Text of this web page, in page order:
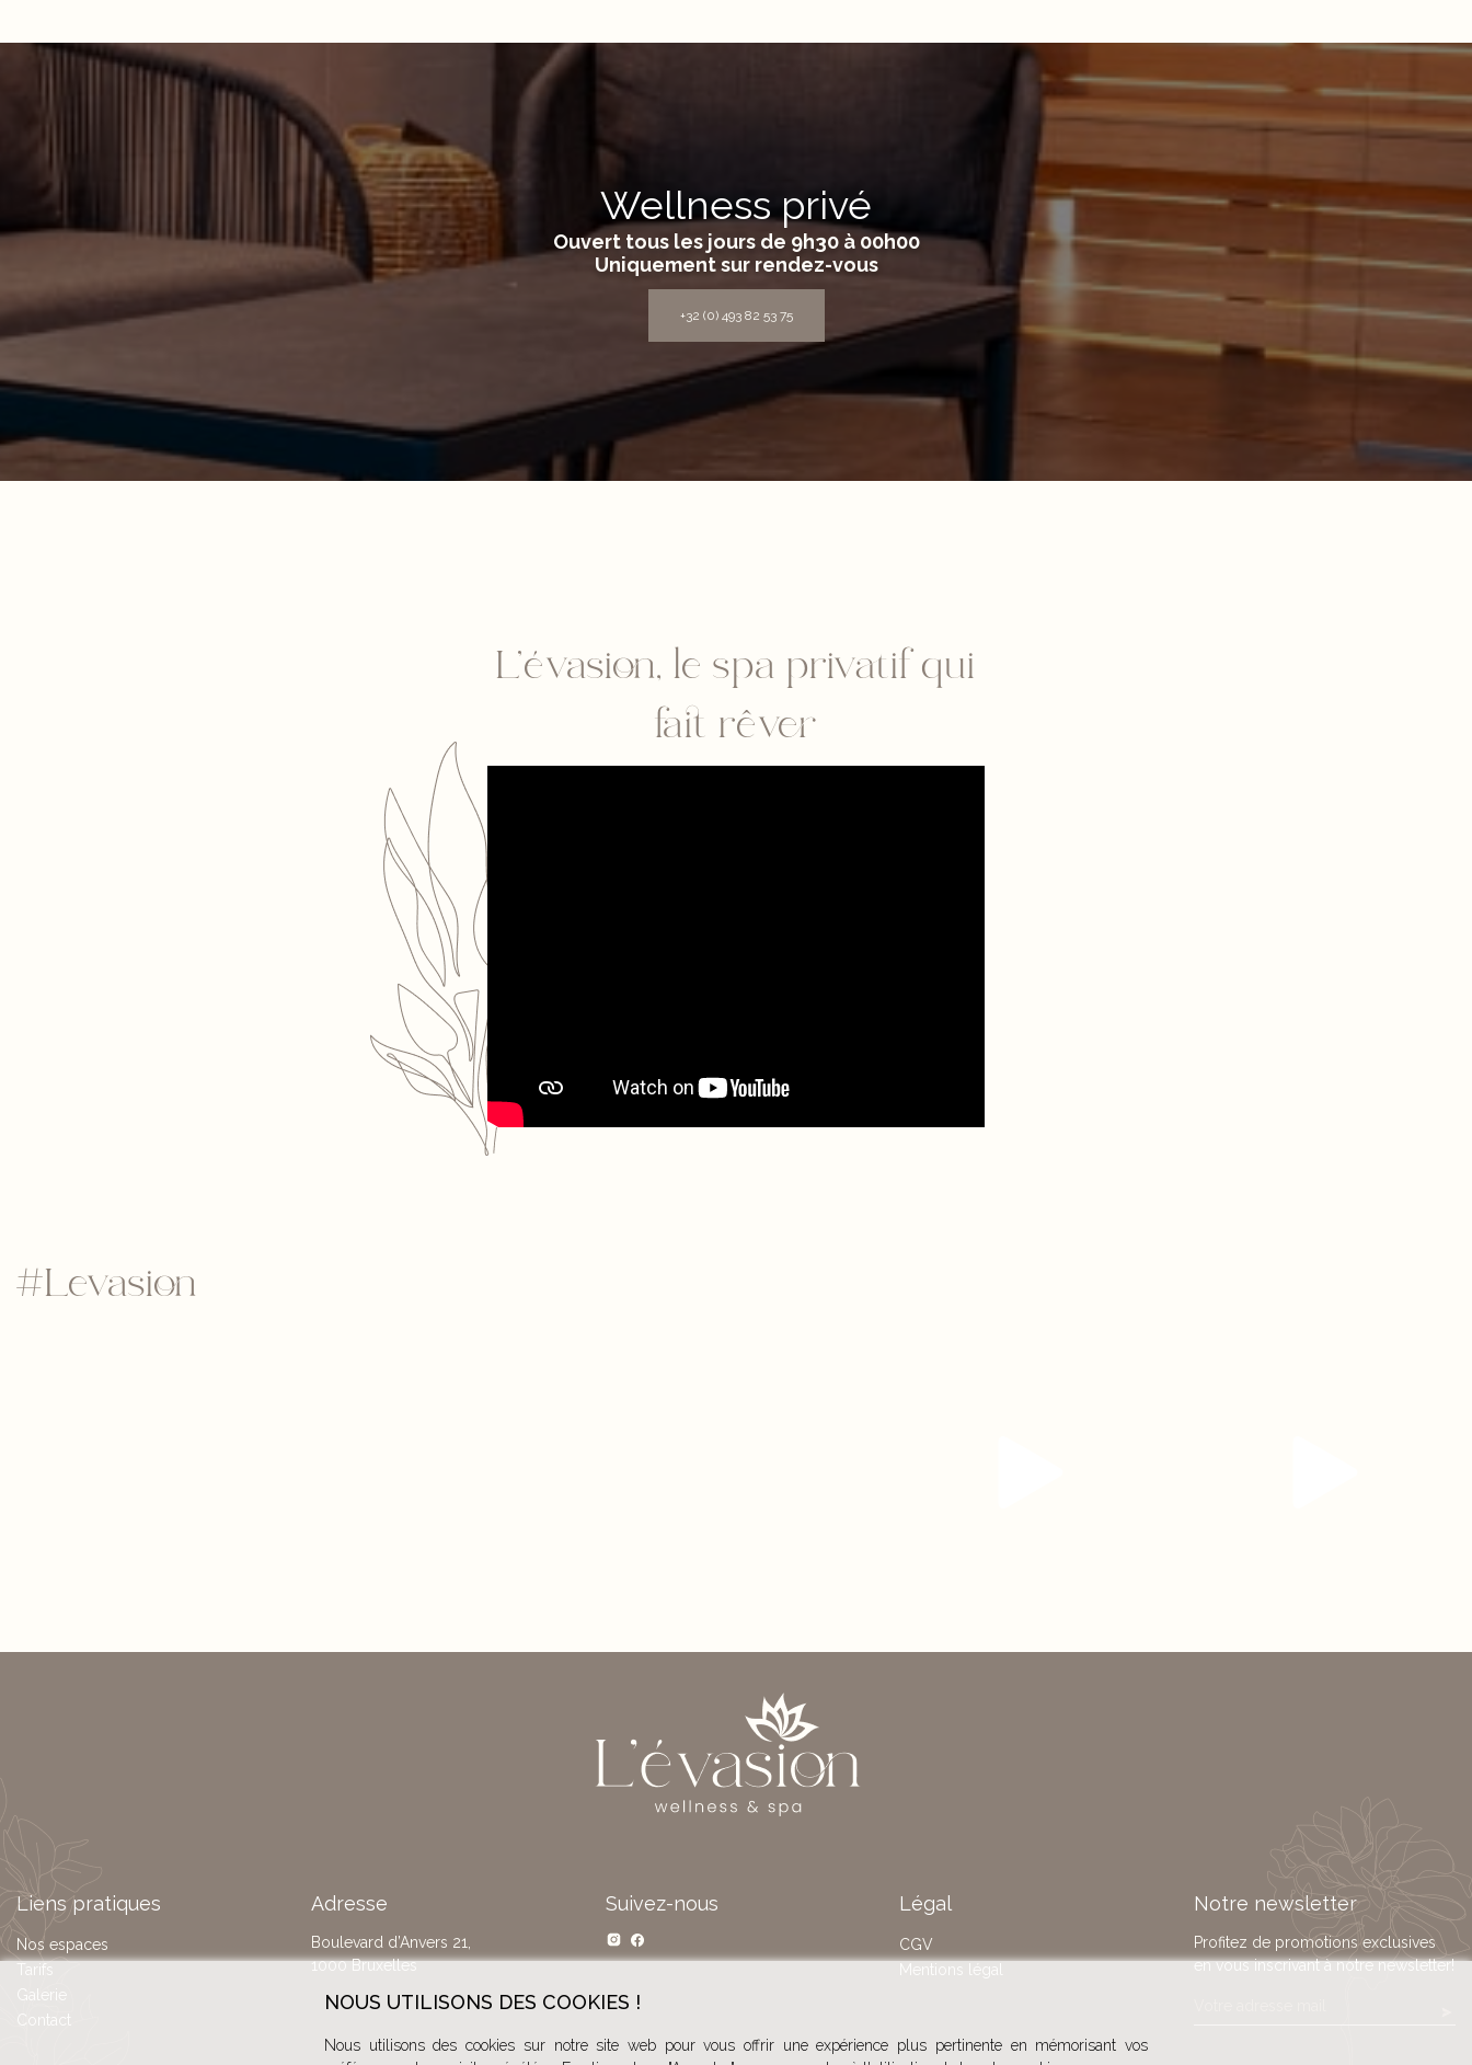
Wellness privé
Ouvert tous les jours de 9h30 à 00h00
Uniquement sur rendez-vous
+32 (0) 493 82 53 75
L’évasion, le spa privatif qui
fait rêver
#Levasion
Liens pratiques
Nos espaces
Tarifs
Galerie
Contact
Adresse
Boulevard d’Anvers 21,
1000 Bruxelles
Suivez-nous Légal
CGV
Mentions légal
Notre newsletter
Profitez de promotions exclusives
en vous inscrivant à notre newsletter!
NOUS UTILISONS DES COOKIES !
Nous utilisons des cookies sur notre site web pour vous offrir une expérience plus pertinente en mémorisant vos